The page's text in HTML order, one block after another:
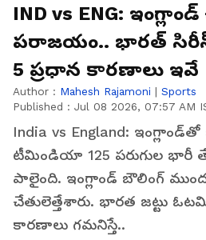
IND vs ENG:
పరాజయం.. భారత్
5 ప్రధాన కారణాలు ఇవే
Author : Mahesh Rajamoni | Sports
Published : Jul 08 2026, 07:57 AM
India vs England:
టీమిండియా 125 పరుగుల
పాలైంది. ఇంగ్లాండ్ బౌలింగ్
చేతులెత్తేశారు. భారత జట్టు
కారణాలు గమనిస్తే..